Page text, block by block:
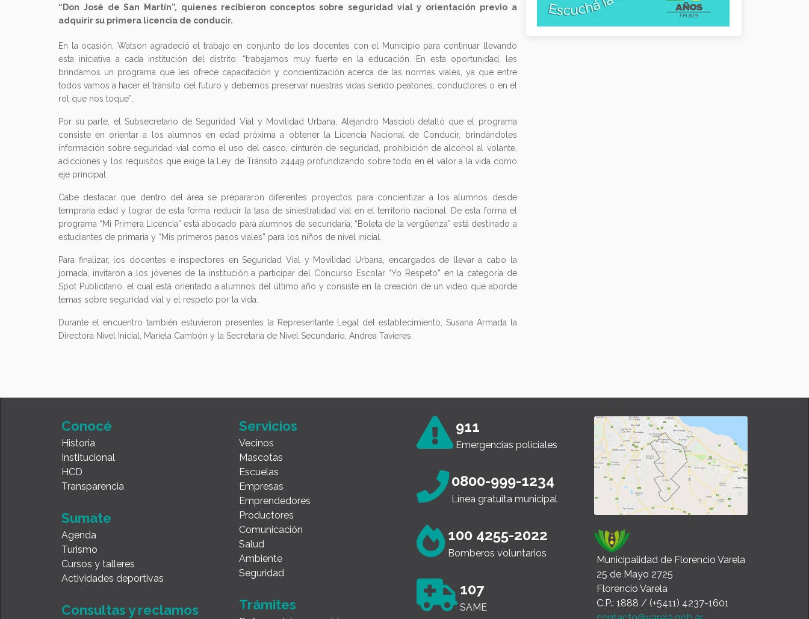
“Don José de San Martín”, quienes recibieron conceptos sobre seguridad vial y orientación previo a
adquirir su primera licencia de conducir.
En la ocasión, Watson agradeció el trabajo en conjunto de los docentes con el Municipio para continuar llevando
esta iniciativa a cada institución del distrito: “trabajamos muy fuerte en la educación. En esta oportunidad, les
brindamos un programa que les ofrece capacitación y concientización acerca de las normas viales, ya que entre
todos vamos a hacer el tránsito del futuro y debemos preservar nuestras vidas siendo peatones, conductores o en el
rol que nos toque”.
Por su parte, el Subsecretario de Seguridad Vial y Movilidad Urbana, Alejandro Mascioli detalló que el programa
consiste en orientar a los alumnos en edad próxima a obtener la Licencia Nacional de Conducir, brindándoles
información sobre seguridad vial como el uso del casco, cinturón de seguridad, prohibición de alcohol al volante,
adicciones y los requisitos que exige la Ley de Tránsito 24449 profundizando sobre todo en el valor a la vida como
eje principal.
Cabe destacar que dentro del área se prepararon diferentes proyectos para concientizar a los alumnos desde
temprana edad y lograr de esta forma reducir la tasa de siniestralidad vial en el territorio nacional. De esta forma el
programa “Mi Primera Licencia” está abocado para alumnos de secundaria; “Boleta de la vergüenza” está destinado a
estudiantes de primaria y “Mis primeros pasos viales” para los niños de nivel inicial.
Para finalizar, los docentes e inspectores en Seguridad Vial y Movilidad Urbana, encargados de llevar a cabo la
jornada, invitaron a los jóvenes de la institución a participar del Concurso Escolar “Yo Respeto” en la categoría de
Spot Publicitario, el cual está orientado a alumnos del último año y consiste en la creación de un video que aborde
temas sobre seguridad vial y el respeto por la vida.
Durante el encuentro también estuvieron presentes la Representante Legal del establecimiento, Susana Armada la
Directora Nivel Inicial, Mariela Cambón y la Secretaria de Nivel Secundario, Andrea Tavieres.
Conocé
Historia
Institucional
HCD
Transparencia
Sumate
Agenda
Turismo
Cursos y talleres
Actividades deportivas
Consultas y reclamos
Servicios
Vecinos
Mascotas
Escuelas
Empresas
Emprendedores
Productores
Comunicación
Salud
Ambiente
Seguridad
Trámites
911
Emergencias policiales
0800-999-1234
Línea gratuita municipal
100 4255-2022
Bomberos voluntarios
107
SAME
Municipalidad de Florencio Varela
25 de Mayo 2725
Florencio Varela
C.P.: 1888 / (+5411) 4237-1601